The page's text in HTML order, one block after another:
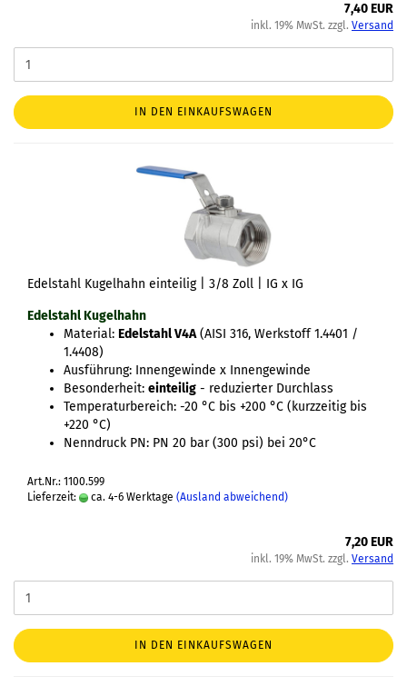
7,40 EUR
inkl. 19% MwSt. zzgl. Versand
IN DEN EINKAUFSWAGEN
Edelstahl Kugelhahn einteilig | 3/8 Zoll | IG x IG
Edelstahl Kugelhahn
Material: Edelstahl V4A(AISI 316, Werkstoff 1.4401 /
1.4408)
Ausführung: Innengewinde x Innengewinde
Besonderheit: einteilig - reduzierter Durchlass
Temperaturbereich: -20 °C bis +200 °C (kurzzeitig bis
+220 °C)
Nenndruck PN: PN 20 bar (300 psi) bei 20°C
Art.Nr.: 1100.599
Lieferzeit:
ca. 4-6 Werktage (Ausland abweichend)
7,20 EUR
inkl. 19% MwSt. zzgl. Versand
IN DEN EINKAUFSWAGEN